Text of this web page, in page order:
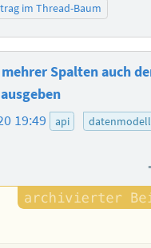
im Thread-Baum
Spalten auch
19:49 api
datenmodell